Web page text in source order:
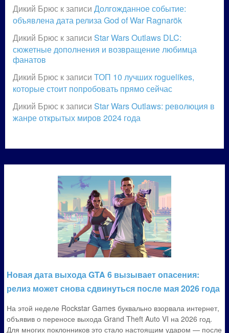
Дикий Брюс к записи Долгожданное событие:
объявлена дата релиза God of War Ragnarök
Дикий Брюс к записи Star Wars Outlaws DLC:
сюжетные дополнения и возвращение любимца
фанатов
Дикий Брюс к записи ТОП 10 лучших roguelikes,
которые стоит попробовать прямо сейчас
Дикий Брюс к записи Star Wars Outlaws: революция в
жанре открытых миров 2024 года
Новая дата выхода GTA 6 вызывает опасения:
релиз может снова сдвинуться после мая 2026 года
На этой неделе Rockstar Games буквально взорвала интернет,
объявив о переносе выхода Grand Theft Auto VI на 2026 год.
Для многих поклонников это стало настоящим ударом — после